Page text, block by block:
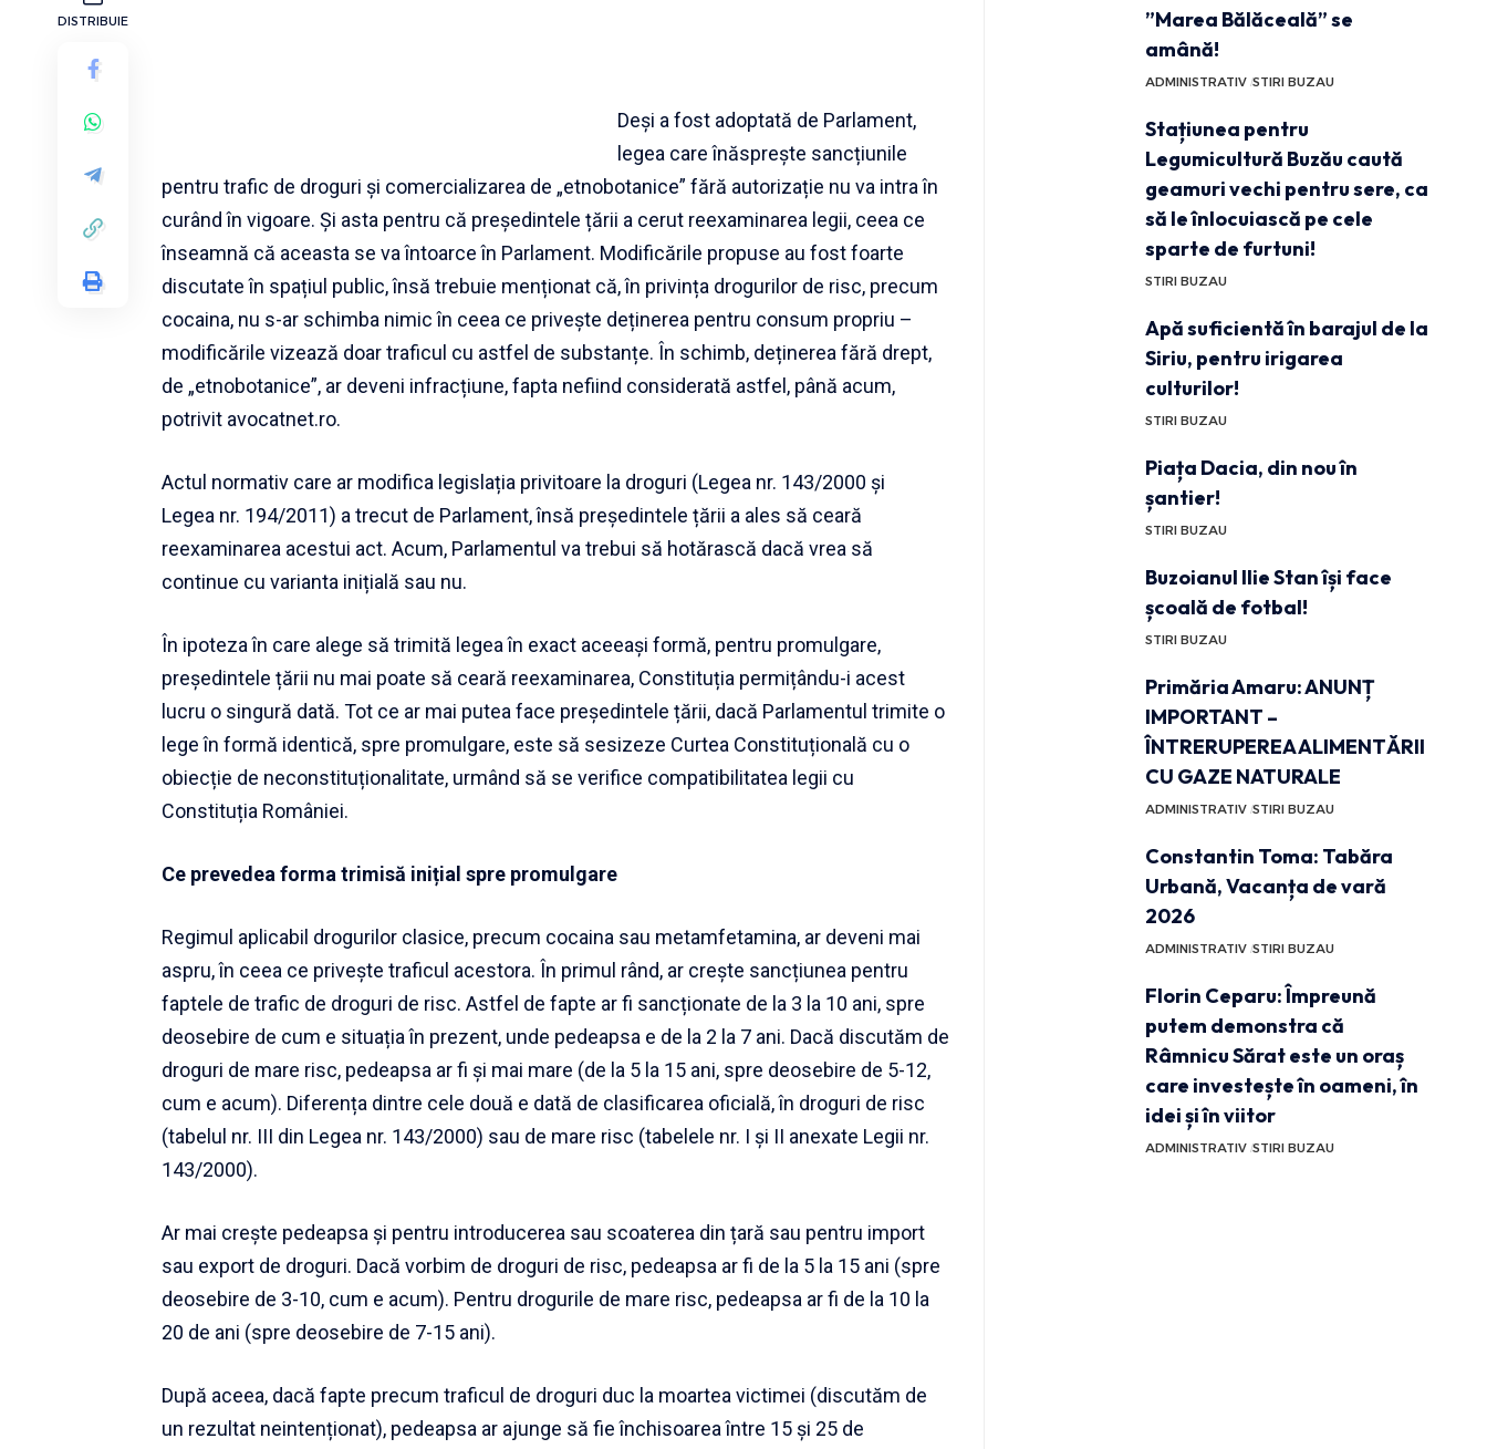
DISTRIBUIE
Deși a fost adoptată de Parlament,
legea care înăsprește sancțiunile
pentru trafic de droguri și comercializarea de „etnobotanice” fără autorizație nu va intra în
curând în vigoare. Și asta pentru că președintele țării a cerut reexaminarea legii, ceea ce
înseamnă că aceasta se va întoarce în Parlament. Modificările propuse au fost foarte
discutate în spațiul public, însă trebuie menționat că, în privința drogurilor de risc, precum
cocaina, nu s-ar schimba nimic în ceea ce privește deținerea pentru consum propriu –
modificările vizează doar traficul cu astfel de substanțe. În schimb, deținerea fără drept,
de „etnobotanice”, ar deveni infracțiune, fapta nefiind considerată astfel, până acum,
potrivit avocatnet.ro.
Actul normativ care ar modifica legislația privitoare la droguri (Legea nr. 143/2000 și
Legea nr. 194/2011) a trecut de Parlament, însă președintele țării a ales să ceară
reexaminarea acestui act. Acum, Parlamentul va trebui să hotărască dacă vrea să
continue cu varianta inițială sau nu.
În ipoteza în care alege să trimită legea în exact aceeași formă, pentru promulgare,
președintele țării nu mai poate să ceară reexaminarea, Constituția permițându-i acest
lucru o singură dată. Tot ce ar mai putea face președintele țării, dacă Parlamentul trimite o
lege în formă identică, spre promulgare, este să sesizeze Curtea Constituțională cu o
obiecție de neconstituționalitate, urmând să se verifice compatibilitatea legii cu
Constituția României.
Ce prevedea forma trimisă inițial spre promulgare
Regimul aplicabil drogurilor clasice, precum cocaina sau metamfetamina, ar deveni mai
aspru, în ceea ce privește traficul acestora. În primul rând, ar crește sancțiunea pentru
faptele de trafic de droguri de risc. Astfel de fapte ar fi sancționate de la 3 la 10 ani, spre
deosebire de cum e situația în prezent, unde pedeapsa e de la 2 la 7 ani. Dacă discutăm de
droguri de mare risc, pedeapsa ar fi și mai mare (de la 5 la 15 ani, spre deosebire de 5-12,
cum e acum). Diferența dintre cele două e dată de clasificarea oficială, în droguri de risc
(tabelul nr. III din Legea nr. 143/2000) sau de mare risc (tabelele nr. I și II anexate Legii nr.
143/2000).
Ar mai crește pedeapsa și pentru introducerea sau scoaterea din țară sau pentru import
sau export de droguri. Dacă vorbim de droguri de risc, pedeapsa ar fi de la 5 la 15 ani (spre
deosebire de 3-10, cum e acum). Pentru drogurile de mare risc, pedeapsa ar fi de la 10 la
20 de ani (spre deosebire de 7-15 ani).
După aceea, dacă fapte precum traficul de droguri duc la moartea victimei (discutăm de
un rezultat neintenționat), pedeapsa ar ajunge să fie închisoarea între 15 și 25 de
”Marea Bălăceală” se
amână!
ADMINISTRATIV STIRI BUZAU
Stațiunea pentru
Legumicultură Buzău caută
geamuri vechi pentru sere, ca
să le înlocuiască pe cele
sparte de furtuni!
STIRI BUZAU
Apă suficientă în barajul de la
Siriu, pentru irigarea
culturilor!
STIRI BUZAU
Piața Dacia, din nou în
șantier!
STIRI BUZAU
Buzoianul Ilie Stan își face
școală de fotbal!
STIRI BUZAU
Primăria Amaru: ANUNȚ
IMPORTANT –
ÎNTRERUPEREA ALIMENTĂRII
CU GAZE NATURALE
ADMINISTRATIV STIRI BUZAU
Constantin Toma: Tabăra
Urbană, Vacanța de vară
2026
ADMINISTRATIV STIRI BUZAU
Florin Ceparu: Împreună
putem demonstra că
Râmnicu Sărat este un oraș
care investește în oameni, în
idei și în viitor
ADMINISTRATIV STIRI BUZAU